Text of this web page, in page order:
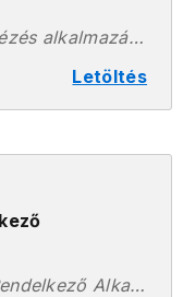
Letöltés
9.Egyablakos vámügyintézés alkalmazás.docx
10.Adózói Minősítésről Rendelkező Alkalmazás.docx